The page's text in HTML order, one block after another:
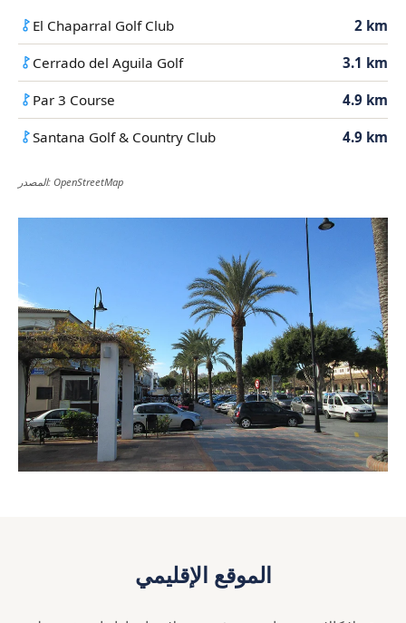
El Chaparral Golf Club 2 km
Cerrado del Aguila Golf 3.1 km
Par 3 Course 4.9 km
Santana Golf & Country Club 4.9 km
المصدر: OpenStreetMap
الموقع الإقليمي